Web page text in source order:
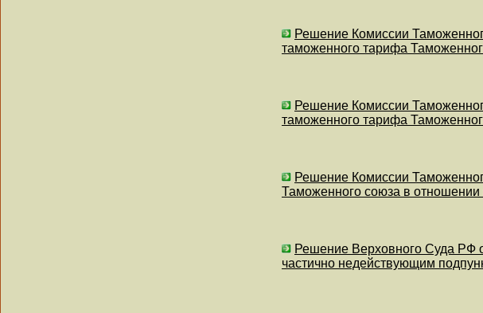
Решение Комиссии
таможенного тарифа
Решение Комиссии
таможенного тарифа
Решение Комиссии
Таможенного союза в
Решение Верховного Суда РФ
частично недействующим